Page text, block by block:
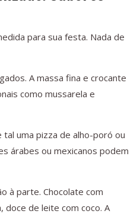
para sua festa. Nada de
A massa fina e crocante
como mussarela e
tal uma pizza de alho-poró ou
árabes ou mexicanos podem
à parte. Chocolate com
doce de leite com coco. A